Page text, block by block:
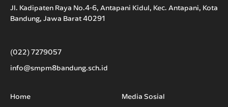
Jl. Kadipaten Raya No.4-6, Antapani Kidul, Kec. Antapani, Kota
Bandung, Jawa Barat 40291
(022) 7279057
info@smpm8bandung.sch.id
Home
Media Sosial